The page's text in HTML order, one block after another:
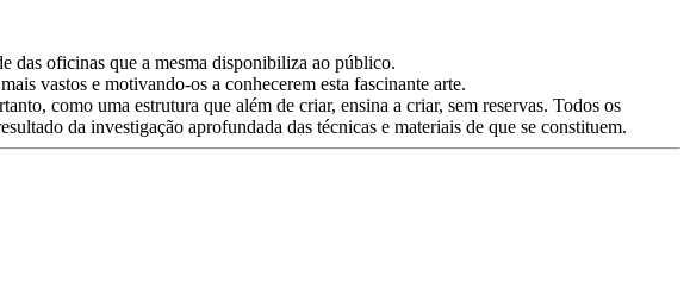
das oficinas que a mesma disponibiliza ao público.
vastos e motivando-os a conhecerem esta fascinante arte.
como uma estrutura que além de criar, ensina a criar, sem reservas. Todos os
da investigação aprofundada das técnicas e materiais de que se constituem.